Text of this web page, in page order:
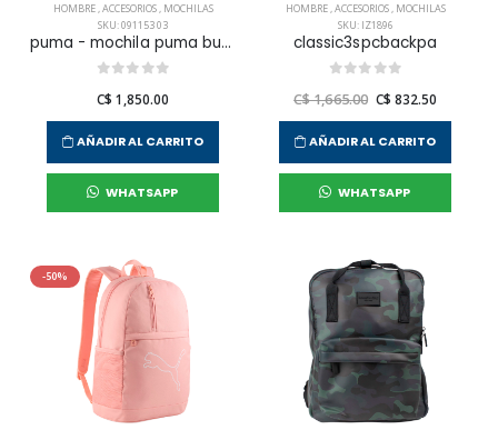
HOMBRE,ACCESORIOS, MOCHILAS
SKU: 091153 03
puma - mochila puma buzz para hombre
C$ 1,850.00
AÑADIR AL CARRITO
WHATSAPP
HOMBRE,ACCESORIOS, MOCHILAS
SKU: IZ1896
classic3spcbackpa
C$ 1,665.00 C$ 832.50
AÑADIR AL CARRITO
WHATSAPP
-50%